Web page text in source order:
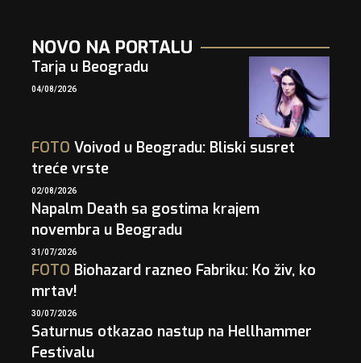
NOVO NA PORTALU
Tarja u Beogradu
04/08/2026
FOTO Voivod u Beogradu: Bliski susret
treće vrste
02/08/2026
Napalm Death sa gostima krajem
novembra u Beogradu
31/07/2026
FOTO Biohazard razneo Fabriku: Ko živ, ko
mrtav!
30/07/2026
Saturnus otkazao nastup na Hellhammer
Festivalu